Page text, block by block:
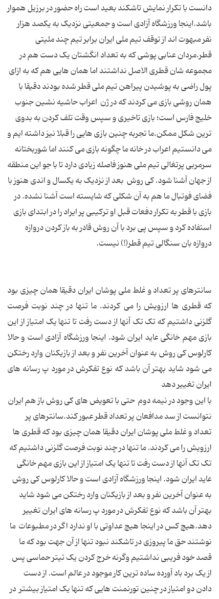
دانست با تکرار نمایش تاشکند بعید است راه حضور در برزیل هموار
باشد.اینجا ورزشگاه آزادی است و جمعیتی نزدیک به یکصد هزار
نفر مبهوت اند از توقف تیم ملی ایران برابر تیم چند ملیتی
قطر.مردان عنابی پوشی که به تعداد انگشتان یک دست هم در
مجموعه شان قطری الاصل نداشتند اما همان هایی هم که به ازای
پول راضی به پوشیدن پیراهن تیم ملی قطر شده بودند دقیقا با
همان روشی بازی می کردند که در ژن اعراب حاشیه نشین جنوب
خلیج فارس است؛ بازی تاخیری و سپس وقت تلف کردن به بدوی
ترین شکل ممکن.ما تجربه چنین بازی هایی را قبلا نیز داشته ایم و
می دانستیم اعراب در خانه ما چگونه بازی می کنند اما شوربختانه
سرمربی پرتغالی تیم ملی هنوز فاصله زیادی دارد تا با جو این منطقه
از جهان آشنا شود. کی روش بعد از نزدیک به یکسال و اندی هنوز با
فضای فوتبال ما هم به آن شکلی که شایسته است آشنا نشده. در
بازی با قطر به تکرار دفعات قبل او ترکیبی پر ایراد را در ابتدای بازی
استفاده کرد و سپس پی برد با آن روش قادر به باز کردن دروازه
دروازه بان سنگالی تیم قطر(!) نیست.
سانترهای پر تعداد و غلط ملی پوشان ایران دقیقا همان چیزی بود
که قطری ها ارزویش را می کردند. ما تنها در چند نوبت فرصت
گلزنی داشتیم که تک تک آنها از دست رفت تا تنها یک امتیاز از این
بازی مهم خانگی عاید ایران شود. اینجا ورزشگاه آزادی است و حالا
کارلوس کی روش به عنوان آخرین نفر و بعد از بازیکنان وارد رختکن
می شود شاید بهتر آن باشد که نوع تفکرش در مورد پ رسانه های
ایران تغییر دهد
با این وجود در نیمه دوم حتی با تعویض های کی روش باز هم ایران
نتوانست از سد مدافعان پر تعداد قطر عبور کند.سانترهای پر
تعداد و غلط ملی پوشان ایران دقیقا همان چیزی بود که قطری ها
ارزویش را می کردند. ما تنها در چند نوبت فرصت گلزنی داشتیم که
تک تک آنها از دست رفت تا تنها یک امتیاز از این بازی مهم خانگی
عاید ایران شود. اینجا ورزشگاه آزادی است و حالا کارلوس کی روش
به عنوان آخرین نفر و بعد از بازیکنان وارد رختکن می شود شاید
بهتر آن باشد که نوع تفکرش در مورد پ رسانه های ایران تغییر
دهد.هیچ کس در اینجا هیچ عداوتی با او ندارد اگر در مطبوعات ما
نوشتند حق ما پیروزی در تاشکند نبود تنها از آن جهت بود که ما
قصد خود فریبی نداشتیم وگرنه خرج کردن یک تیتر حماسی پس
از یک برد باد آورده ساده ترین کار موجود در عالم است. از دست
دادن دو امتیاز در چنین تورنمنت هایی که تنها یک امتیاز بیشتر در